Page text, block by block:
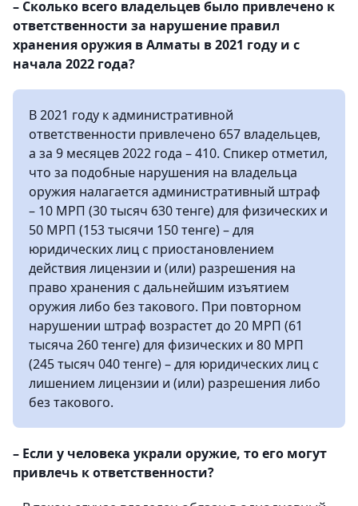
– Сколько всего владельцев было привлечено к
ответственности за нарушение правил
хранения оружия в Алматы в 2021 году и с
начала 2022 года?
В 2021 году к административной
ответственности привлечено 657 владельцев,
а за 9 месяцев 2022 года – 410. Спикер отметил,
что за подобные нарушения на владельца
оружия налагается административный штраф
– 10 МРП (30 тысяч 630 тенге) для физических и
50 МРП (153 тысячи 150 тенге) – для
юридических лиц с приостановлением
действия лицензии и (или) разрешения на
право хранения с дальнейшим изъятием
оружия либо без такового. При повторном
нарушении штраф возрастет до 20 МРП (61
тысяча 260 тенге) для физических и 80 МРП
(245 тысяч 040 тенге) – для юридических лиц с
лишением лицензии и (или) разрешения либо
без такового.
– Если у человека украли оружие, то его могут
привлечь к ответственности?